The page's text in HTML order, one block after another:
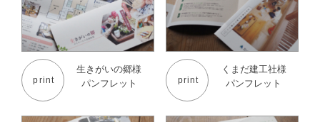
print
生きがいの郷様
パンフレット
print
くまだ建工社様
パンフレット